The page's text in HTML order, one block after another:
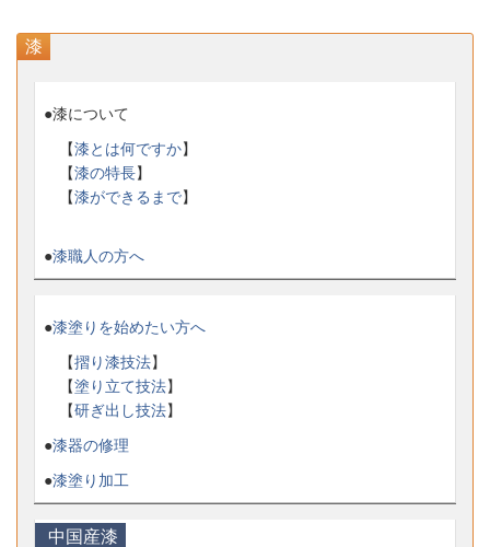
漆
●漆について
【漆とは何ですか】
【漆の特長】
【漆ができるまで】
●漆職人の方へ
●漆塗りを始めたい方へ
【摺り漆技法】
【塗り立て技法】
【研ぎ出し技法】
●漆器の修理
●漆塗り加工
中国産漆